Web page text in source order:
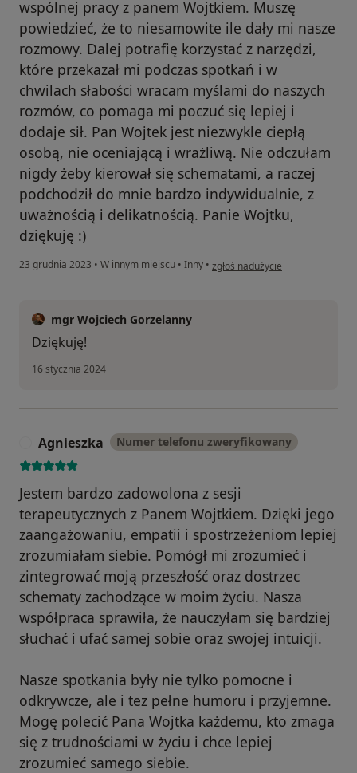
wspólnej pracy z panem Wojtkiem. Muszę
powiedzieć, że to niesamowite ile dały mi nasze
rozmowy. Dalej potrafię korzystać z narzędzi,
które przekazał mi podczas spotkań i w
chwilach słabości wracam myślami do naszych
rozmów, co pomaga mi poczuć się lepiej i
dodaje sił. Pan Wojtek jest niezwykle ciepłą
osobą, nie oceniającą i wrażliwą. Nie odczułam
nigdy żeby kierował się schematami, a raczej
podchodził do mnie bardzo indywidualnie, z
uważnością i delikatnością. Panie Wojtku,
dziękuję :)
23 grudnia 2023 • W innym miejscu • Inny • w opinii użytkownika M.P.
zgłoś nadużycie
mgr Wojciech Gorzelanny
Dziękuję!
16 stycznia 2024
Agnieszka Numer telefonu zweryfikowany
Jestem bardzo zadowolona z sesji
terapeutycznych z Panem Wojtkiem. Dzięki jego
zaangażowaniu, empatii i spostrzeżeniom lepiej
zrozumiałam siebie. Pomógł mi zrozumieć i
zintegrować moją przeszłość oraz dostrzec
schematy zachodzące w moim życiu. Nasza
współpraca sprawiła, że nauczyłam się bardziej
słuchać i ufać samej sobie oraz swojej intuicji.
Nasze spotkania były nie tylko pomocne i
odkrywcze, ale i tez pełne humoru i przyjemne.
Mogę polecić Pana Wojtka każdemu, kto zmaga
się z trudnościami w życiu i chce lepiej
zrozumieć samego siebie.